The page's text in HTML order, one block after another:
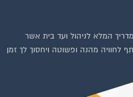
המלא לניהול ועד בית אשר
לחוויה מהנה ופשוטה ויחסוך לך זמן